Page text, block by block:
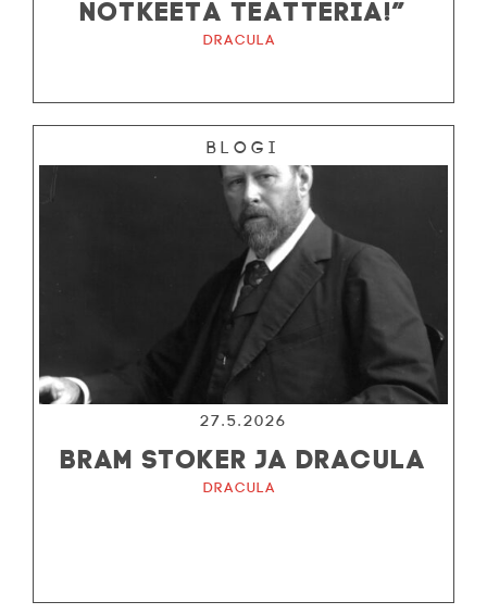
NOTKEETA TEATTERIA!”
Dracula
Blogi
27.5.2026
BRAM STOKER JA DRACULA
Dracula